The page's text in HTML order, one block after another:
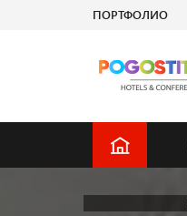
ПОРТФОЛИО